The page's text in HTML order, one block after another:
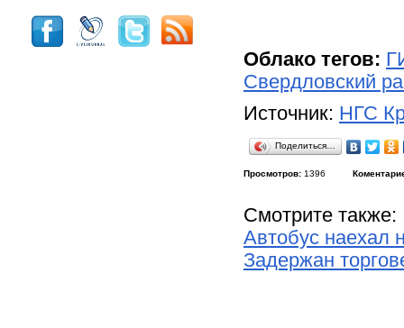
Облако тегов:
Свердловский
Источник: НГС
Поделиться…
Просмотров: 1396
Смотрите также:
Автобус наехал
Задержан